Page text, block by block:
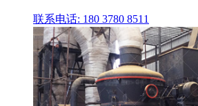
联系电话: 180 3780 8511